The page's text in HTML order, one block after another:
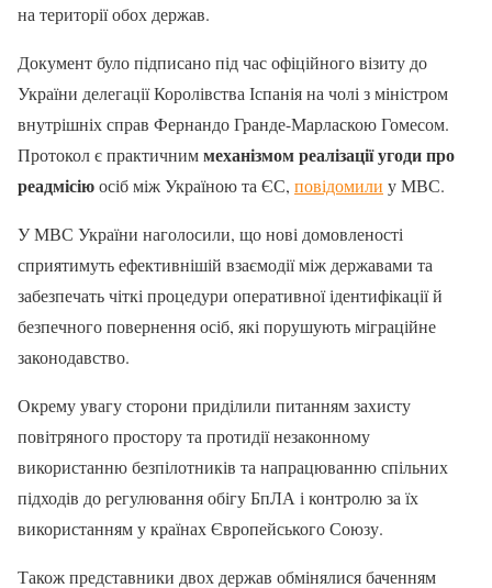
на території обох держав.
Документ було підписано під час офіційного візиту до
України делегації Королівства Іспанія на чолі з міністром
внутрішніх справ Фернандо Гранде-Марласкою Гомесом.
Протокол є практичниммеханізмом реалізації угоди про
реадмісіюосіб між Україною та ЄС, повідомили у МВС.
У МВС України наголосили, що нові домовленості
сприятимуть ефективнішій взаємодії між державами та
забезпечать чіткі процедури оперативної ідентифікації й
безпечного повернення осіб, які порушують міграційне
законодавство.
Окрему увагу сторони приділили питанням захисту
повітряного простору та протидії незаконному
використанню безпілотників та напрацюванню спільних
підходів до регулювання обігу БпЛА і контролю за їх
використанням у країнах Європейського Союзу.
Також представники двох держав обмінялися баченням